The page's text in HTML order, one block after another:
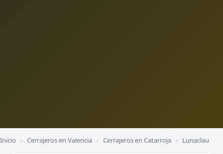
Inicio › Cerrajeros en Valencia › Cerrajeros en Catarroja › Lunaclau